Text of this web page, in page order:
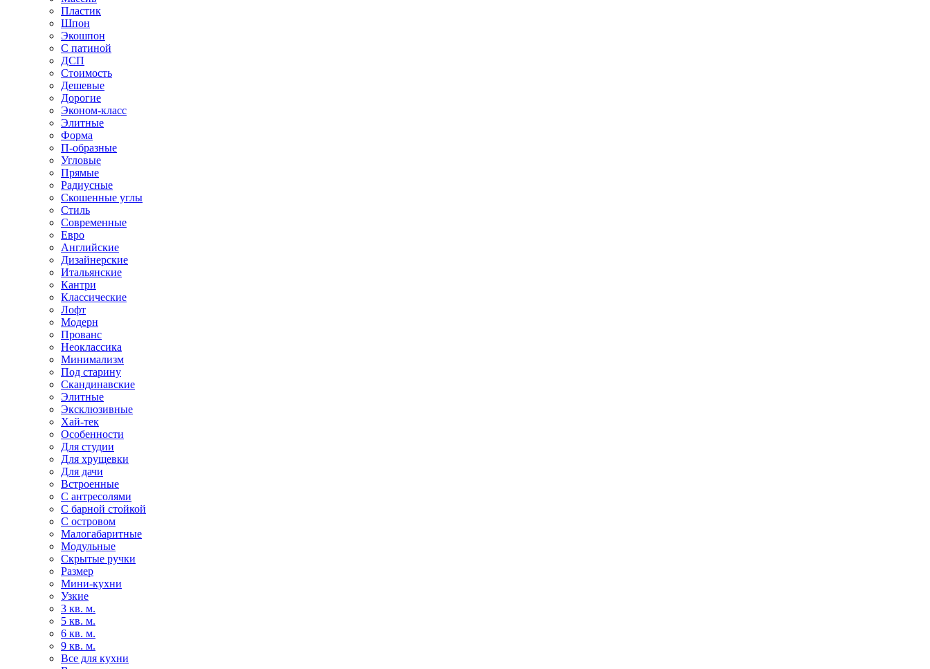
Пластик
Шпон
Экошпон
С патиной
ДСП
Стоимость
Дешевые
Дорогие
Эконом-класс
Элитные
Форма
П-образные
Угловые
Прямые
Радиусные
Скошенные углы
Стиль
Современные
Евро
Английские
Дизайнерские
Итальянские
Кантри
Классические
Лофт
Модерн
Прованс
Неоклассика
Минимализм
Под старину
Скандинавские
Элитные
Эксклюзивные
Хай-тек
Особенности
Для студии
Для хрущевки
Для дачи
Встроенные
С антресолями
С барной стойкой
С островом
Малогабаритные
Модульные
Скрытые ручки
Размер
Мини-кухни
Узкие
3 кв. м.
5 кв. м.
6 кв. м.
9 кв. м.
Все для кухни